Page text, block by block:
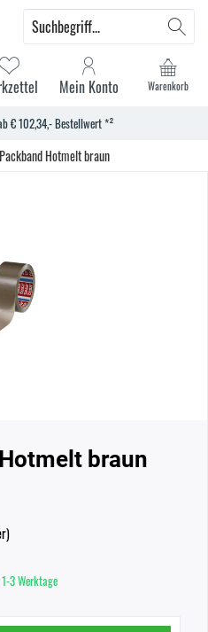
€ 102,34,- Bestellwert *²
Warenkorb
Mein Konto
Hotmelt braun
braun
3 Werktage